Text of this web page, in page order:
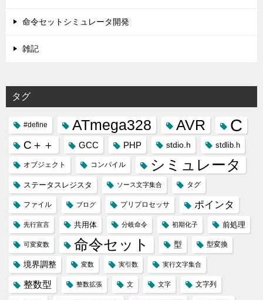
命令セットシミュレータ開発
雑記
タグ
#define ATmega328 AVR C
C＋＋ GCC PHP stdio.h stdlib.h
オブジェクト コンパイル シミュレータ
ステータスレジスタ ソース文字集合 タグ
ファイル ブログ プリプロセッサ ポインタ
先行宣言 共用体 分岐命令 初期化子 前処理
可変変数 命令セット 型 型変換
境界調整 変数 実引数 実行文字集合
整数型 整数拡張 文 文字 文字列